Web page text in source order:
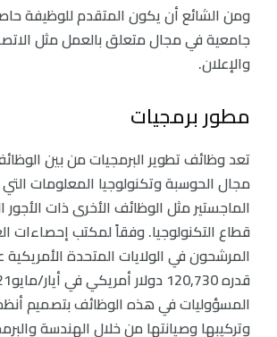
ومن الشائع أن يكون المتقدم للوظيفة
جامعية في مجال متعلق بالعمل مثل
والإعلان.
مطور برمجيات
تعد وظائف تطوير البرمجيات من بين
مجال الحوسبة وتكنولوجيا المعلومات
الماجستير مثل الوظائف الأخرى ذات
قطاع التكنولوجيا. وفقاً لمكتب
المرشحون في الولايات المتحدة
المسؤوليات في هذه الوظائف بتصميم
وتركيبها وصيانتها من خلال الهندسة